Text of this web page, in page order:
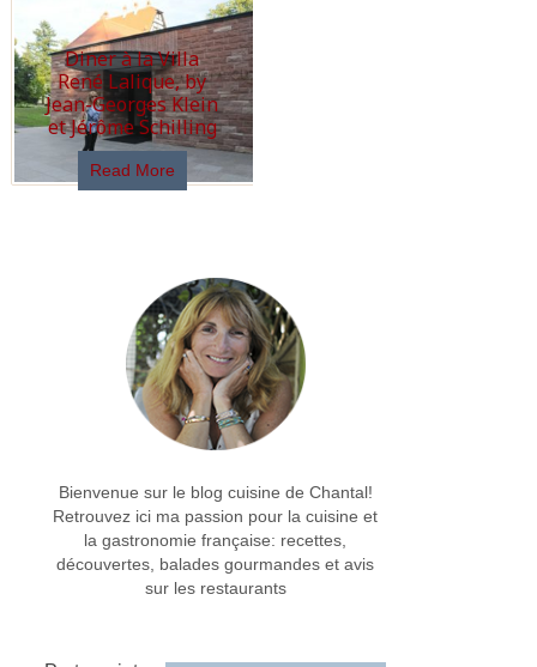
Diner à la Villa
René Lalique, by
Jean-Georges Klein
et Jérôme Schilling
Read More
Bienvenue sur le blog cuisine de Chantal!
Retrouvez ici ma passion pour la cuisine et
la gastronomie française: recettes,
découvertes, balades gourmandes et avis
sur les restaurants